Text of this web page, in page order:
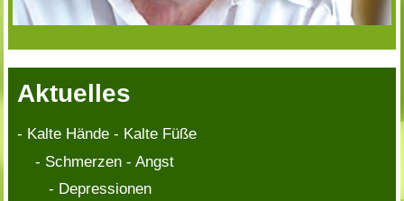
Aktuelles
- Kalte Hände - Kalte Füße
- Schmerzen - Angst
- Depressionen